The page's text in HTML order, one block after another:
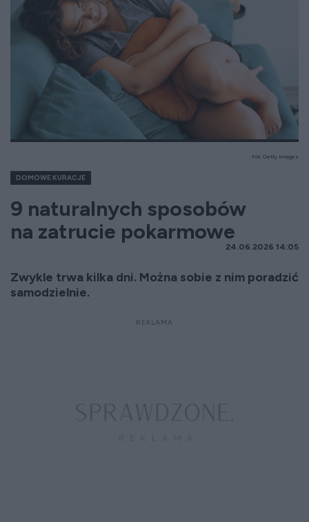
Fot. Getty Images
DOMOWE KURACJE
9 naturalnych sposobów
na zatrucie pokarmowe
24.06.2026 14:05
Zwykle trwa kilka dni. Można sobie z nim poradzić
samodzielnie.